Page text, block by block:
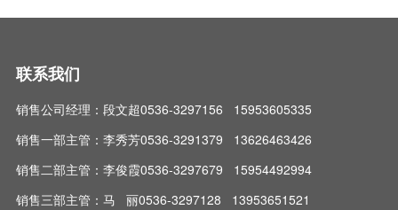
联系我们
销售公司经理：段文超0536-3297156 15953605335
销售一部主管：李秀芳0536-3291379 13626463426
销售二部主管：李俊霞0536-3297679 15954492994
销售三部主管：马 丽0536-3297128 13953651521